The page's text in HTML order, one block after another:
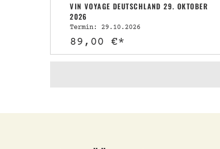
VIN VOYAGE DEUTSCHLAND 29. OKTOBER
2026
Termin: 29.10.2026
89,00 €*